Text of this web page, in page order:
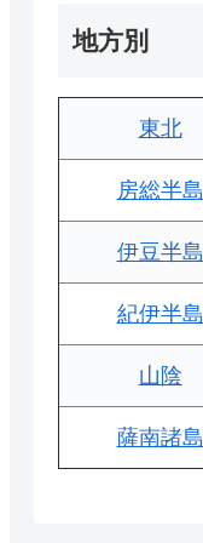
地方別
東北
房総半島
伊豆半島
紀伊半島
山陰
薩南諸島